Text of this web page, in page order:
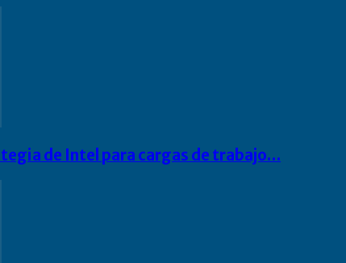
de Intel para cargas de trabajo…